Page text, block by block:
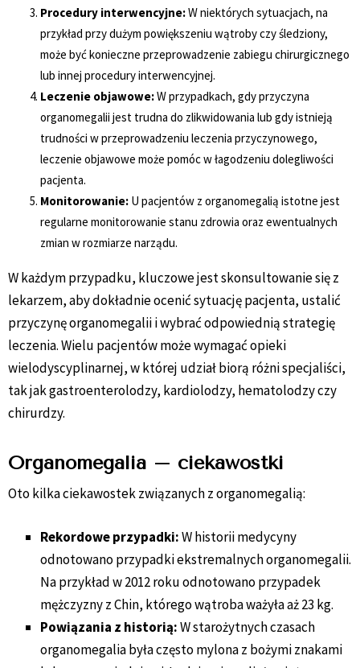
Procedury interwencyjne:W niektórych sytuacjach, na
przykład przy dużym powiększeniu wątroby czy śledziony,
może być konieczne przeprowadzenie zabiegu chirurgicznego
lub innej procedury interwencyjnej.
Leczenie objawowe:W przypadkach, gdy przyczyna
organomegalii jest trudna do zlikwidowania lub gdy istnieją
trudności w przeprowadzeniu leczenia przyczynowego,
leczenie objawowe może pomóc w łagodzeniu dolegliwości
pacjenta.
Monitorowanie: U pacjentów z organomegalią istotne jest
regularne monitorowanie stanu zdrowia oraz ewentualnych
zmian w rozmiarze narządu.
W każdym przypadku, kluczowe jest skonsultowanie się z
lekarzem, aby dokładnie ocenić sytuację pacjenta, ustalić
przyczynę organomegalii i wybrać odpowiednią strategię
leczenia. Wielu pacjentów może wymagać opieki
wielodyscyplinarnej, w której udział biorą różni specjaliści,
tak jak gastroenterolodzy, kardiolodzy, hematolodzy czy
chirurdzy.
Organomegalia – ciekawostki
Oto kilka ciekawostek związanych z organomegalią:
Rekordowe przypadki:W historii medycyny
odnotowano przypadki ekstremalnych organomegalii.
Na przykład w 2012 roku odnotowano przypadek
mężczyzny z Chin, którego wątroba ważyła aż 23 kg.
Powiązania z historią:W starożytnych czasach
organomegalia była często mylona z bożymi znakami